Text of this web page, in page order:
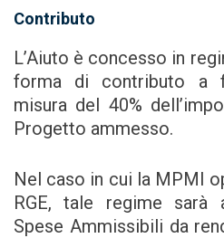
Contributo
L’Aiuto è concesso in
forma di contributo a
misura del 40%
Progetto ammesso.
Nel caso in cui la MPMI
RGE, tale regime
Spese Ammissibili da